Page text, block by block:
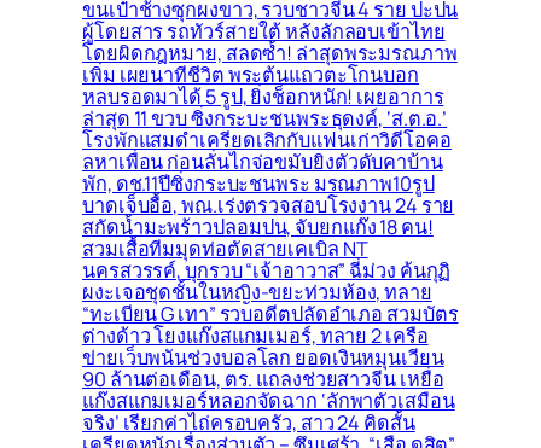
ขนเป๋าช้างซุกผงขาว, รวบชาวจีน 4 ราย ปะปน
ผู้โดยสาร รถทัวร์สายใต้ หลังลักลอบเข้าไทย
โดยผิดกฎหมาย, สลดซ้ำ! ล่าสุดพระมรณภาพ
เพิ่ม เผยนาทีชีวิต พระต้นแถวตะโกนบอก
หลบรอดมาได้ 5 รูป, ยิ่งช็อกหนัก! เผยอาการ
ล่าสุด 11 ขวบ ซิ่งกระบะชนพระธุดงค์, ‘ส.ต.อ.’
โรงพักแสมดำเครียดเลิกกับแฟนเก่าวิดีโอคอ
ลหาเพื่อน ก่อนลั่นไกจ่อขมับยิงตัวดับคาบ้าน
พัก, ดช.11ปีซิ่งกระบะชนพระ มรณภาพ10รูป
บาดเจ็บอื้อ, พณ.เร่งตรวจสอบโรงงาน 24 ราย
สกัดน้ำมะพร้าวปลอมปน, จับยกแก๊ง 18 คน!
สวมเสื้อทีมมุดท่อตัดสายเคเบิล NT
นครสวรรค์, บุกรวบ “เจ้าอาวาส” ฉี่ม่วง ค้นกุฏิ
ผงะเจอชุดชั้นในหญิง-ขยะท่วมห้อง, ทลาย
“ทะเบียน G เทา” รวบอดีตปลัดอำเภอ สวมบัตร
ต่างด้าว โยงแก๊งสแกมเมอร์, ทลาย 2 เครือ
ข่ายเว็บพนันช่วงบอลโลก ยอดเงินหมุนเวียน
90 ล้านต่อเดือน, ตร. แถลงช่วยสาวจีน เหยื่อ
แก๊งสแกมเมอร์หลอกจัดฉาก ‘ลักพาตัวเสมือน
จริง’ เรียกค่าไถ่ครอบครัว, สาว 24 คิดสั้น